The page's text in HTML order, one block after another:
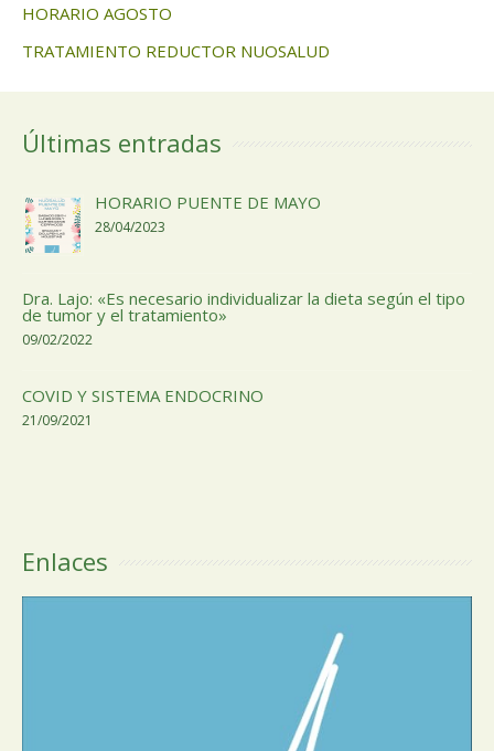
HORARIO AGOSTO
TRATAMIENTO REDUCTOR NUOSALUD
Últimas entradas
HORARIO PUENTE DE MAYO
28/04/2023
Dra. Lajo: «Es necesario individualizar la dieta según el tipo
de tumor y el tratamiento»
09/02/2022
COVID Y SISTEMA ENDOCRINO
21/09/2021
Enlaces